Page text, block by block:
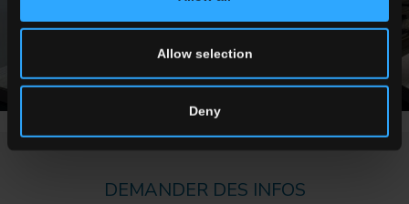
Allow selection
Deny
DEMANDER DES INFOS